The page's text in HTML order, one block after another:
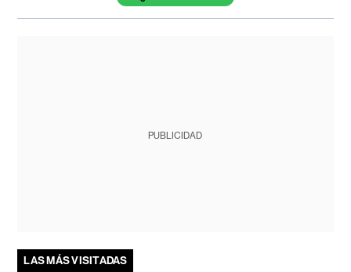
PUBLICIDAD
LAS MÁS VISITADAS